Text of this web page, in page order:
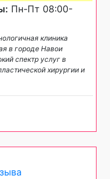
Пн-Пт 08:00-
клиника
в городе Навои
спектр услуг в
хирургии и